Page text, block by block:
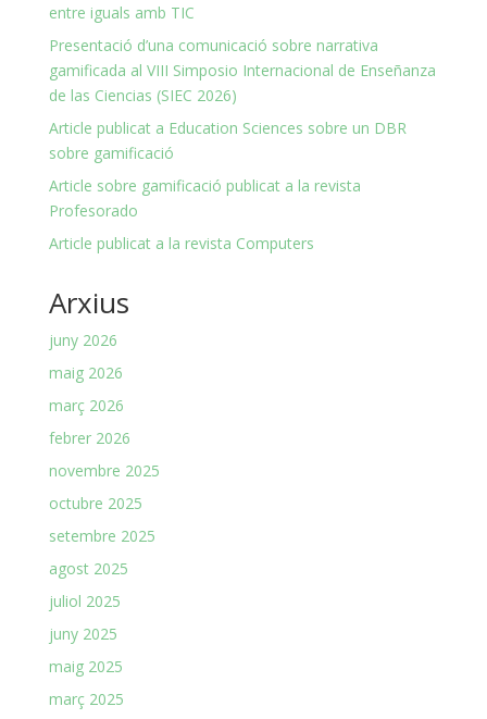
entre iguals amb TIC
Presentació d’una comunicació sobre narrativa
gamificada al VIII Simposio Internacional de Enseñanza
de las Ciencias (SIEC 2026)
Article publicat a Education Sciences sobre un DBR
sobre gamificació
Article sobre gamificació publicat a la revista
Profesorado
Article publicat a la revista Computers
Arxius
juny 2026
maig 2026
març 2026
febrer 2026
novembre 2025
octubre 2025
setembre 2025
agost 2025
juliol 2025
juny 2025
maig 2025
març 2025